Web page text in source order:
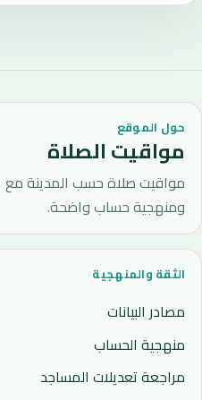
حول الموقع
مواقيت الصلاة
مواقيت صلاة حسب المدينة مع
ومنهجية حساب واضحة.
الثقة والمنهجية
مصادر البيانات
منهجية الحساب
مراجعة تعديلات المساجد